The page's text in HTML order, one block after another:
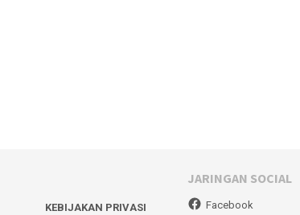
KEBIJAKAN PRIVASI
JARINGAN SOCIAL
Facebook